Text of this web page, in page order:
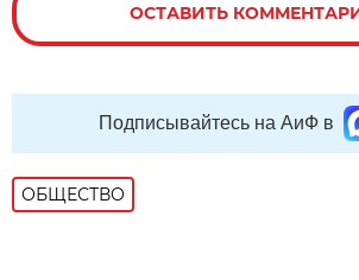
ОСТАВИТЬ
Подписывайтесь на АиФ в
ОБЩЕСТВО